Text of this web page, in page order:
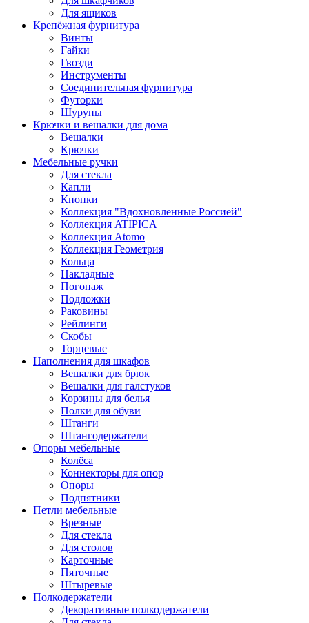
Для ящиков
Крепёжная фурнитура
Винты
Гайки
Гвозди
Инструменты
Соединительная фурнитура
Футорки
Шурупы
Крючки и вешалки для дома
Вешалки
Крючки
Мебельные ручки
Для стекла
Капли
Кнопки
Коллекция "Вдохновленные Россией"
Коллекция ATIPICA
Коллекция Atomo
Коллекция Геометрия
Кольца
Накладные
Погонаж
Подложки
Раковины
Рейлинги
Скобы
Торцевые
Наполнения для шкафов
Вешалки для брюк
Вешалки для галстуков
Корзины для белья
Полки для обуви
Штанги
Штангодержатели
Опоры мебельные
Колёса
Коннекторы для опор
Опоры
Подпятники
Петли мебельные
Врезные
Для стекла
Для столов
Карточные
Пяточные
Штыревые
Полкодержатели
Декоративные полкодержатели